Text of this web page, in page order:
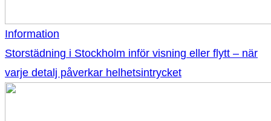
Information
Storstädning i Stockholm inför visning eller flytt – när
varje detalj påverkar helhetsintrycket